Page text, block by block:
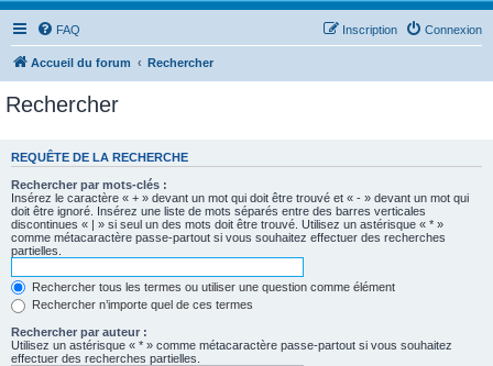
FAQ Connexion
Inscription
Accueil du forum Rechercher
Rechercher
REQUÊTE DE LA RECHERCHE
Rechercher par mots-clés :
Insérez le caractère « + » devant un mot qui doit être trouvé et « - » devant un mot qui
doit être ignoré. Insérez une liste de mots séparés entre des barres verticales
discontinues « | » si seul un des mots doit être trouvé. Utilisez un astérisque « * »
comme métacaractère passe-partout si vous souhaitez effectuer des recherches
partielles.
Rechercher tous les termes ou utiliser une question comme élément
Rechercher n’importe quel de ces termes
Rechercher par auteur :
Utilisez un astérisque « * » comme métacaractère passe-partout si vous souhaitez
effectuer des recherches partielles.